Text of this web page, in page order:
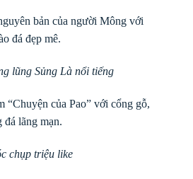
bản của người Mông với
đá đẹp mê.
lũng Sủng Là nổi tiếng
“Chuyện của Pao” với cổng gỗ,
lãng mạn.
chụp triệu like